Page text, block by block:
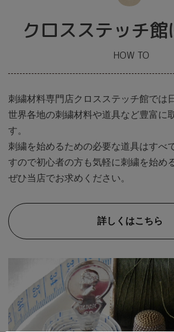
クロスステッチ館
HOW TO
刺繍材料専門店クロスステッチ館では
世界各地の刺繍材料や道具など豊富に
す。
刺繍を始めるための必要な道具はすべ
すので初心者の方も気軽に刺繍を始め
ぜひ当店でお求めください。
詳しくはこちら